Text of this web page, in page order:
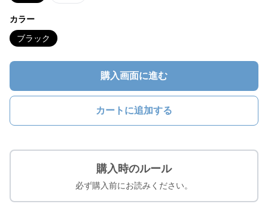
カラー
ブラック
購入画面に進む
カートに追加する
購入時のルール
必ず購入前にお読みください。